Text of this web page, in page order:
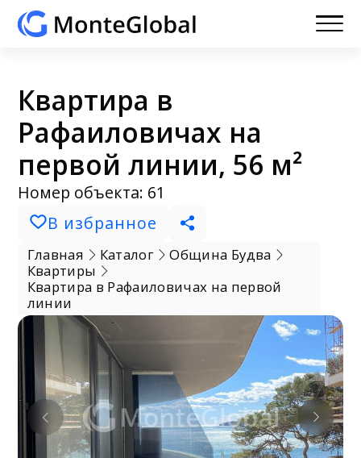
Квартира в
Рафаиловичах на
первой линии, 56 м²
Номер объекта: 61
В избранное
Главная Каталог
Община Будва
Квартиры
Квартира в Рафаиловичах на первой
линии